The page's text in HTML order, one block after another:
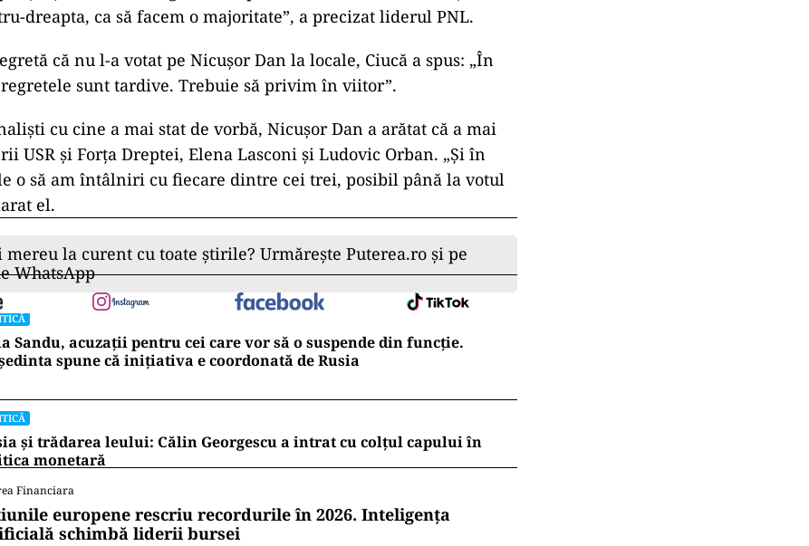
dreapta, ca să facem o majoritate”, a precizat liderul PNL.
că nu l-a votat pe Nicuşor Dan la locale, Ciucă a spus: „În
sunt tardive. Trebuie să privim în viitor”.
cu cine a mai stat de vorbă, Nicuşor Dan a arătat că a mai
USR şi Forţa Dreptei, Elena Lasconi şi Ludovic Orban. „Şi în
o să am întâlniri cu fiecare dintre cei trei, posibil până la votul
el.
mereu la curent cu toate știrile? Urmărește Puterea.ro și pe
WhatsApp
Sandu, acuzații pentru cei care vor să o suspende din funcție.
spune că inițiativa e coordonată de Rusia
și trădarea leului: Călin Georgescu a intrat cu colțul capului în
monetară
Financiara
europene rescriu recordurile în 2026. Inteligența
schimbă liderii bursei